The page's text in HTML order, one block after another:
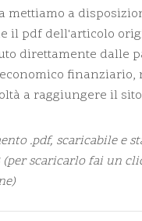
mettiamo a
il pdf dell'articolo
direttamente dalle
finanziario,
a raggiungere il
.pdf, scaricabile e
(per scaricarlo fai un